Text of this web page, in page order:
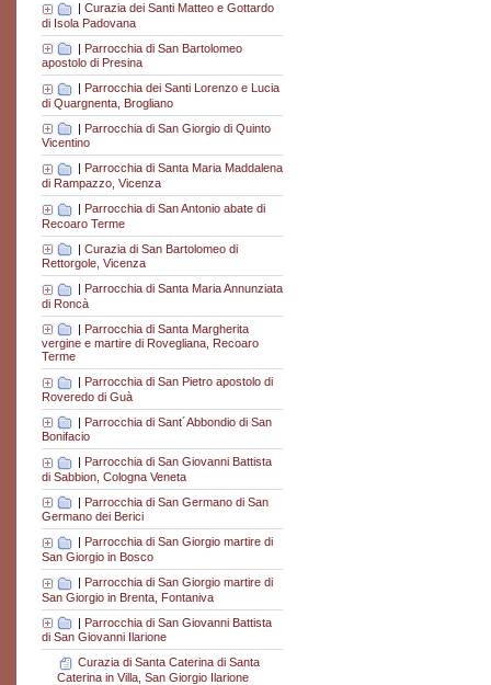
Curazia dei Santi Matteo e Gottardo
di Isola Padovana
| Parrocchia di San Bartolomeo
apostolo di Presina
Parrocchia dei Santi Lorenzo e Lucia
di Quargnenta, Brogliano
| Parrocchia di San Giorgio di Quinto
Vicentino
Parrocchia di Santa Maria Maddalena
di Rampazzo, Vicenza
| Parrocchia di San Antonio abate di
Recoaro Terme
| Curazia di San Bartolomeo di
Rettorgole, Vicenza
| Parrocchia di Santa Maria Annunziata
di Roncà
| Parrocchia di Santa Margherita
vergine e martire di Rovegliana, Recoaro
Terme
Parrocchia di San Pietro apostolo di
Roveredo di Guà
| Parrocchia di Sant´Abbondio di San
Bonifacio
Parrocchia di San Giovanni Battista
di Sabbion, Cologna Veneta
| Parrocchia di San Germano di San
Germano dei Berici
Parrocchia di San Giorgio martire di
San Giorgio in Bosco
| Parrocchia di San Giorgio martire di
San Giorgio in Brenta, Fontaniva
| Parrocchia di San Giovanni Battista
di San Giovanni Ilarione
Curazia di Santa Caterina di Santa
Caterina in Villa, San Giorgio Ilarione